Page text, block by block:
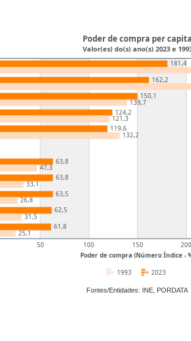
Poder de compra (Número Índice -
50 100 150 200
181,4
162,2
150,1
124,2
119,6
63,8
63,8
63,5
62,5
61,8
139,7
121,3
132,2
47,3
33,1
26,8
31,5
25,1
Poder de compra per
Valor(es) do(s) ano(s) 2023 e
2023
1993
Fontes/Entidades: INE, PORDATA